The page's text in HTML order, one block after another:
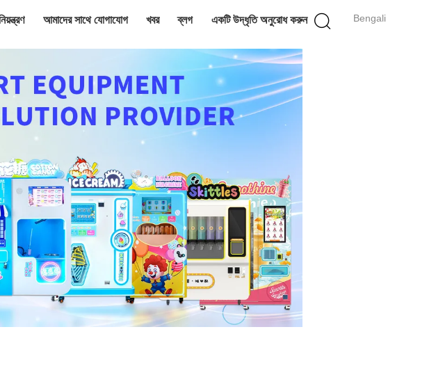
Bengali
আমাদের সাথে যোগাযোগ খবর ব্লগ একটি উদ্ধৃতি অনুরোধ করুন